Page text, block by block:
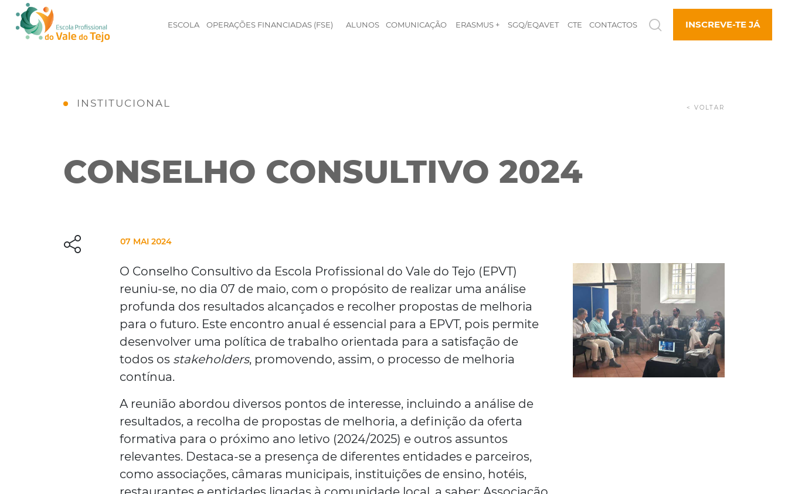
ESCOLA OPERAÇÕES FINANCIADAS (FSE) ALUNOS COMUNICAÇÃO ERASMUS + SGQ/EQAVET CTE CONTACTOS INSCREVE-TE JÁ
INSTITUCIONAL < VOLTAR
CONSELHO CONSULTIVO 2024
07 MAI 2024
O Conselho Consultivo da Escola Profissional do Vale do Tejo (EPVT)
reuniu-se, no dia 07 de maio, com o propósito de realizar uma análise
profunda dos resultados alcançados e recolher propostas de melhoria
para o futuro. Este encontro anual é essencial para a EPVT, pois permite
desenvolver uma política de trabalho orientada para a satisfação de
todos os stakeholders, promovendo, assim, o processo de melhoria
contínua.
A reunião abordou diversos pontos de interesse, incluindo a análise de
resultados, a recolha de propostas de melhoria, a definição da oferta
formativa para o próximo ano letivo (2024/2025) e outros assuntos
relevantes. Destaca-se a presença de diferentes entidades e parceiros,
como associações, câmaras municipais, instituições de ensino, hotéis,